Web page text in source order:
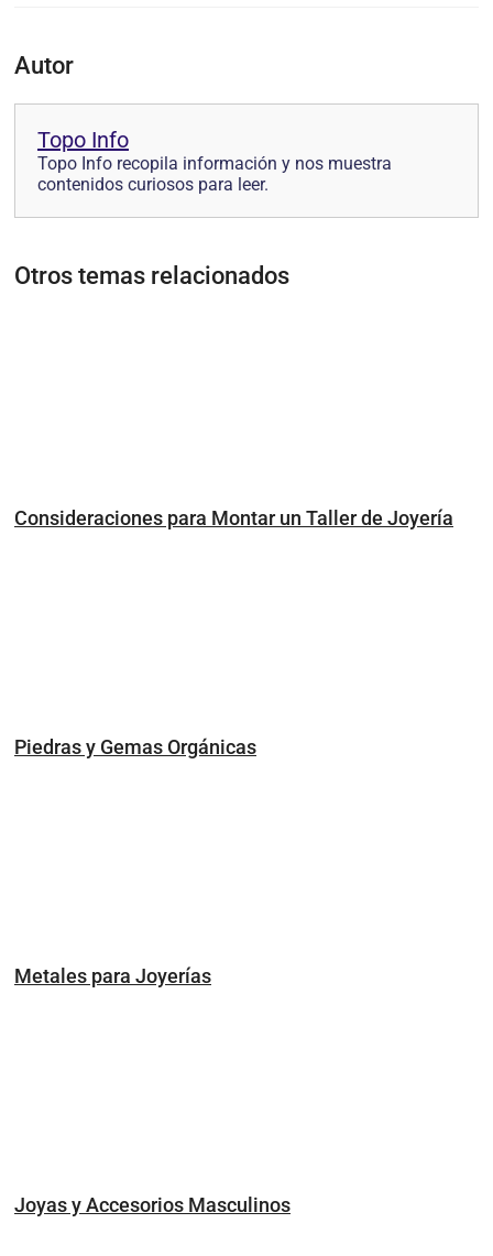
Autor
Topo Info
Topo Info recopila información y nos muestra
contenidos curiosos para leer.
Otros temas relacionados
Consideraciones para Montar un Taller de Joyería
Piedras y Gemas Orgánicas
Metales para Joyerías
Joyas y Accesorios Masculinos